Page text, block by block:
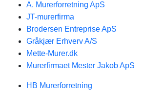
A. Murerforretning ApS
JT-murerfirma
Brodersen Entreprise ApS
Gråkjær Erhverv A/S
Mette-Murer.dk
Murerfirmaet Mester Jakob ApS
HB Murerforretning